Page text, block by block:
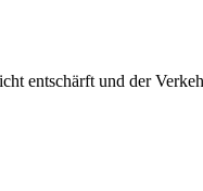
entschärft und der